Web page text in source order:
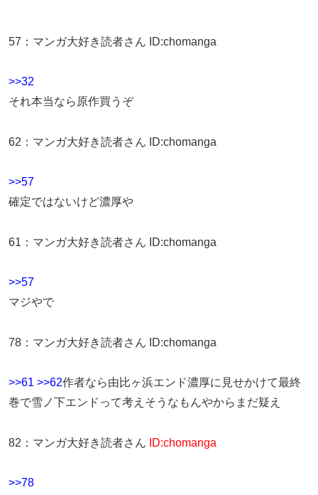
57 ： マンガ大好き読者さん ID:chomanga
>>32
それ本当なら原作買うぞ
62 ： マンガ大好き読者さん ID:chomanga
>>57
確定ではないけど濃厚や
61 ： マンガ大好き読者さん ID:chomanga
>>57
マジやで
78 ： マンガ大好き読者さん ID:chomanga
>>61 >>62作者なら由比ヶ浜エンド濃厚に見せかけて最終
巻で雪ノ下エンドって考えそうなもんやからまだ疑え
82 ： マンガ大好き読者さん ID:chomanga
>>78